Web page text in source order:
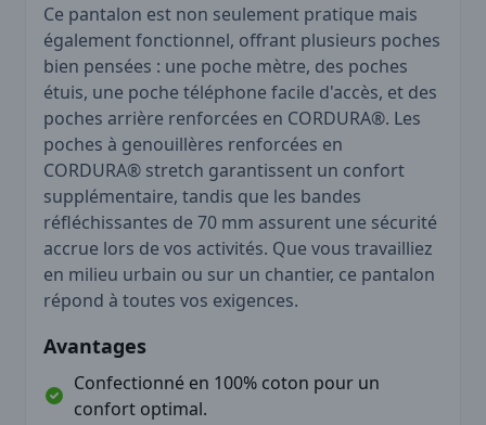
Ce pantalon est non seulement pratique mais
également fonctionnel, offrant plusieurs poches
bien pensées : une poche mètre, des poches
étuis, une poche téléphone facile d'accès, et des
poches arrière renforcées en CORDURA®. Les
poches à genouillères renforcées en
CORDURA® stretch garantissent un confort
supplémentaire, tandis que les bandes
réfléchissantes de 70 mm assurent une sécurité
accrue lors de vos activités. Que vous travailliez
en milieu urbain ou sur un chantier, ce pantalon
répond à toutes vos exigences.
Avantages
Confectionné en 100% coton pour un
confort optimal.